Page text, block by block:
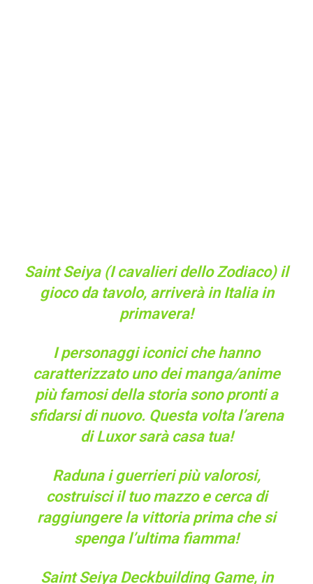
Saint Seiya (I cavalieri dello Zodiaco) il
gioco da tavolo, arriverà in Italia in
primavera!
I personaggi iconici che hanno
caratterizzato uno dei manga/anime
più famosi della storia sono pronti a
sfidarsi di nuovo. Questa volta l’arena
di Luxor sarà casa tua!
Raduna i guerrieri più valorosi,
costruisci il tuo mazzo e cerca di
raggiungere la vittoria prima che si
spenga l’ultima fiamma!
Saint Seiya Deckbuilding Game, in